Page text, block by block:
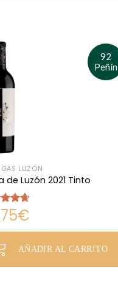
92
Peñín
LUZÓN
de Luzón 2021 Tinto
4.67€
AÑADIR AL CARRITO